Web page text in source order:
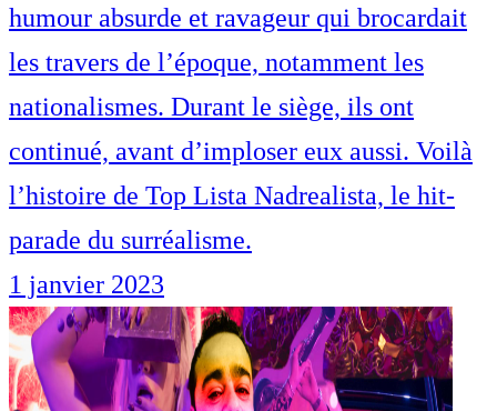
humour absurde et ravageur qui brocardait
les travers de l’époque, notamment les
nationalismes. Durant le siège, ils ont
continué, avant d’imploser eux aussi. Voilà
l’histoire de Top Lista Nadrealista, le hit-
parade du surréalisme.
1 janvier 2023